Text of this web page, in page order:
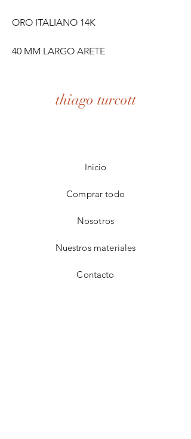
ORO ITALIANO 14K
40 MM LARGO ARETE
thiago turcott
Inicio
Comprar todo
Nosotros
Nuestros materiales
Contacto